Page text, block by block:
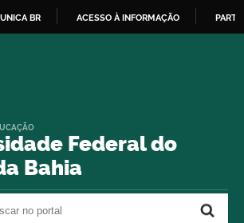
BR ACESSO À INFORMAÇÃO
Federal do
Bahia